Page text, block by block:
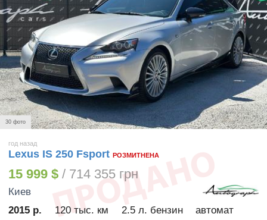
30 фото
год назад
Lexus IS 250 Fsport РОЗМИТНЕНА
15 999 $ / 714 355 грн
Киев
2015 р.
120 тыс. км 2.5 л. бензин автомат